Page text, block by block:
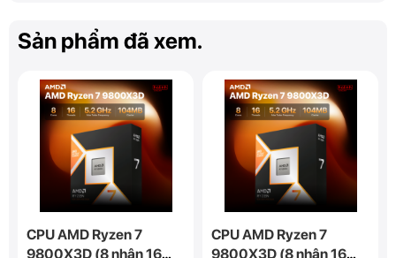
Sản phẩm đã xem.
CPU AMD Ryzen 7
9800X3D (8 nhân 16
CPU AMD Ryzen 7
9800X3D (8 nhân 16